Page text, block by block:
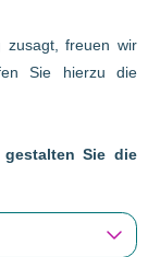
zusagt, freuen wir
Sie hierzu die
Sie die